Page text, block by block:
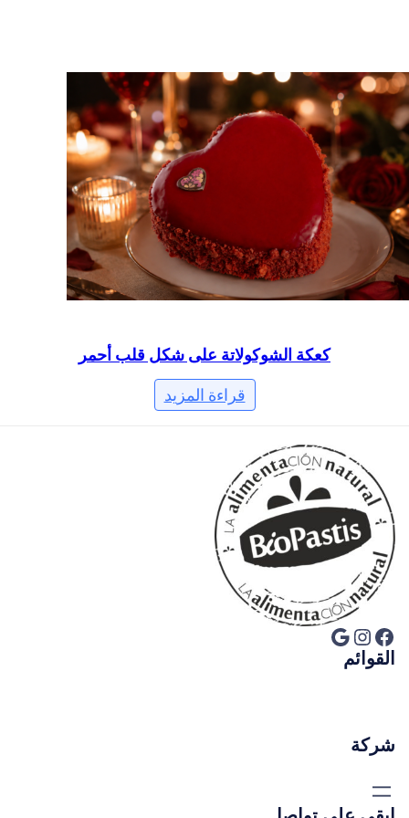
كعكة الشوكولاتة على شكل قلب أحمر
قراءة المزيد
فيسبوك إنستجرام جوجل
القوائم
شركة